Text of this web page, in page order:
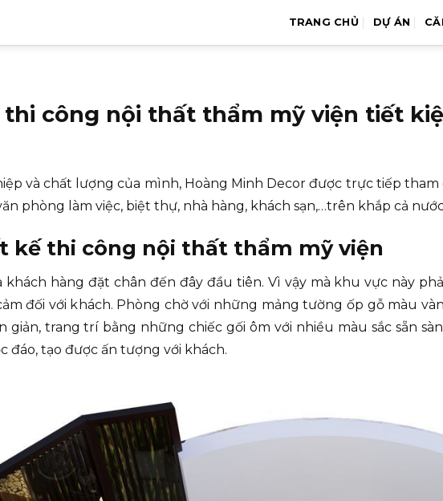
TRANG CHỦ DỰ ÁN
thi công nội thất thẩm mỹ viện tiết
và chất lượng của mình, Hoàng Minh Decor được trực tiếp
phòng làm việc, biệt thự, nhà hàng, khách sạn,…trên khắp cả
kế thi công nội thất thẩm mỹ viện
khách hàng đặt chân đến đây đầu tiên. Vì vậy mà khu vực này
đối với khách. Phòng chờ với những mảng tường ốp gỗ màu
giản, trang trí bằng những chiếc gối ôm với nhiều màu sắc sẵn
đáo, tạo được ấn tượng với khách.